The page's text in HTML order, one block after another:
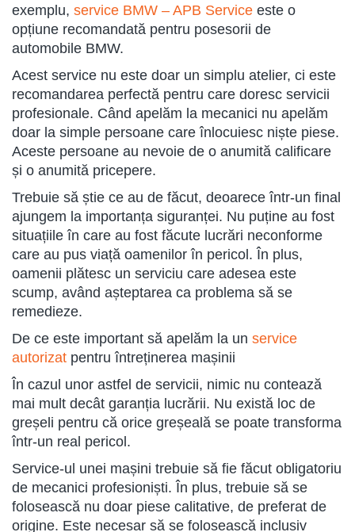
exemplu, service BMW – APB Service este o
opțiune recomandată pentru posesorii de
automobile BMW.
Acest service nu este doar un simplu atelier, ci este
recomandarea perfectă pentru care doresc servicii
profesionale. Când apelăm la mecanici nu apelăm
doar la simple persoane care înlocuiesc niște piese.
Aceste persoane au nevoie de o anumită calificare
și o anumită pricepere.
Trebuie să știe ce au de făcut, deoarece într-un final
ajungem la importanța siguranței. Nu puține au fost
situațiile în care au fost făcute lucrări neconforme
care au pus viață oamenilor în pericol. În plus,
oamenii plătesc un serviciu care adesea este
scump, având așteptarea ca problema să se
remedieze.
De ce este important să apelăm la un service
autorizat pentru întreținerea mașinii
În cazul unor astfel de servicii, nimic nu contează
mai mult decât garanția lucrării. Nu există loc de
greșeli pentru că orice greșeală se poate transforma
într-un real pericol.
Service-ul unei mașini trebuie să fie făcut obligatoriu
de mecanici profesioniști. În plus, trebuie să se
folosească nu doar piese calitative, de preferat de
origine. Este necesar să se folosească inclusiv